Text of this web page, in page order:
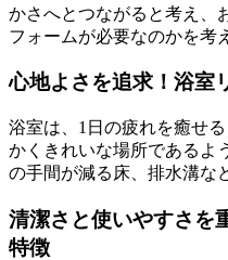
かさへとつながると考え、
フォームが必要なのかを考
心地よさを追求！浴室
浴室は、1日の疲れを癒せ
かくきれいな場所であるよ
の手間が減る床、排水溝な
清潔さと使いやすさを
特徴